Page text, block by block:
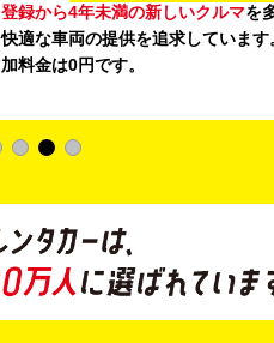
登録から4年未満の新しいクルマを
快適な車両の提供を追求しています
加料金は0円です。